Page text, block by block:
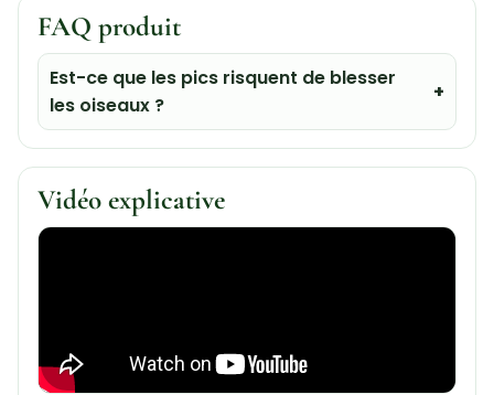
FAQ produit
Est-ce que les pics risquent de blesser
les oiseaux ?
Vidéo explicative